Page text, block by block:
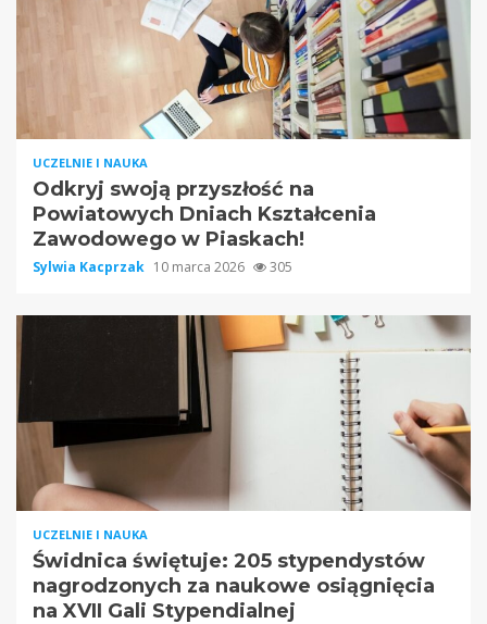
UCZELNIE I NAUKA
Odkryj swoją przyszłość na
Powiatowych Dniach Kształcenia
Zawodowego w Piaskach!
Sylwia Kacprzak 10 marca 2026 305
UCZELNIE I NAUKA
Świdnica świętuje: 205 stypendystów
nagrodzonych za naukowe osiągnięcia
na XVII Gali Stypendialnej